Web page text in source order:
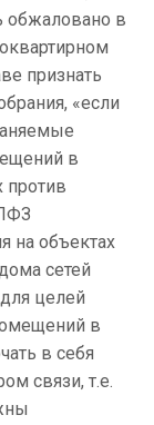
обжаловано в
признать
«если
в
против
на объектах
сетей
целей
в
в себя
связи, т.е.